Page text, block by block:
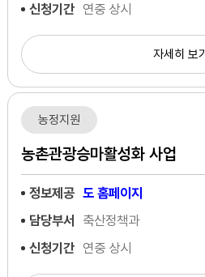
신청기간 연중 상시
자세히 보기
농정지원
농촌관광승마활성화 사업
정보제공 도 홈페이지
담당부서
축산정책과
신청기간 연중 상시